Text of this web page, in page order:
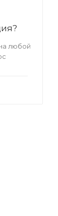
любой